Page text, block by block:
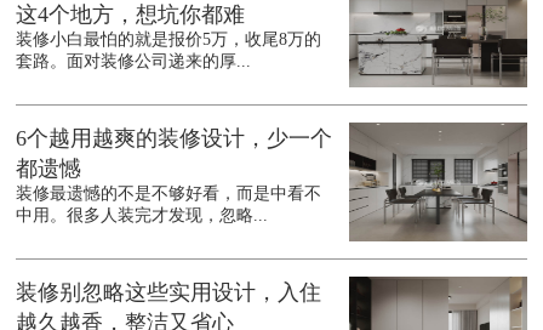
这4个地方，想坑你都难
装修小白最怕的就是报价5万，收尾8万的
套路。面对装修公司递来的厚...
6个越用越爽的装修设计，少一个
都遗憾
装修最遗憾的不是不够好看，而是中看不
中用。很多人装完才发现，忽略...
装修别忽略这些实用设计，入住
越久越香，整洁又省心